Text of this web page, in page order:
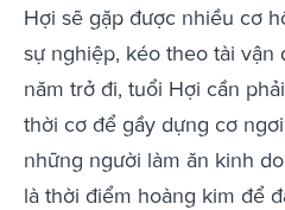
Hợi sẽ gặp được nhiều cơ
sự nghiệp, kéo theo tài vận
năm trở đi, tuổi Hợi cần
thời cơ để gầy dựng cơ
những người làm ăn kinh
là thời điểm hoàng kim để